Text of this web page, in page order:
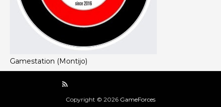
Gamestation (Montijo)
Copyright © 2026 GameForces